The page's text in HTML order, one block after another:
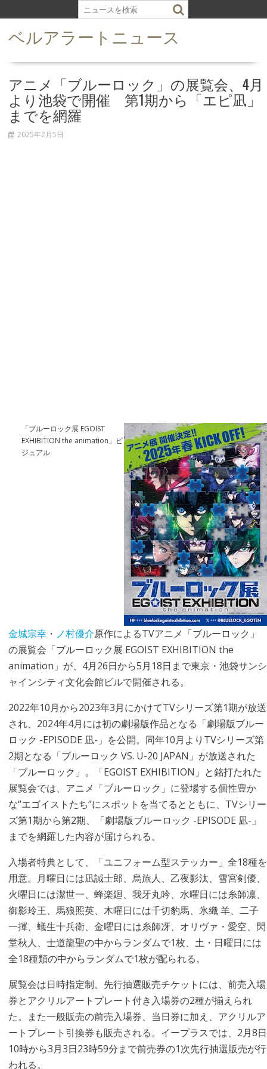
k
ベルアラートニュース
アニメ「ブルーロック」の展覧会、4月
より池袋で開催 第1期から「エピ凪」
までを網羅
2025年2月5日
「ブルーロック展 EGOIST
EXHIBITION the animation」ビ
ジュアル
金城宗幸・ ノ村優介原作によるTVアニメ「ブルーロック」
の展覧会「ブルーロック展 EGOIST EXHIBITION the
animation」が、4月26日から5月18日まで東京・池袋サンシ
ャインシティ文化会館ビルで開催される。
2022年10月から2023年3月にかけてTVシリーズ第1期が放送
され、2024年4月には初の劇場版作品となる「劇場版ブルー
ロック -EPISODE 凪-」を公開。同年10月よりTVシリーズ第
2期となる「ブルーロック VS. U-20 JAPAN」が放送された
「ブルーロック」。「EGOIST EXHIBITION」と銘打たれた
展覧会では、アニメ「ブルーロック」に登場する個性豊か
な“エゴイストたち”にスポットを当てるとともに、TVシリー
ズ第1期から第2期、「劇場版ブルーロック -EPISODE 凪-」
までを網羅した内容が届けられる。
入場者特典として、「ユニフォーム型ステッカー」全18種を
用意。月曜日には凪誠士郎、烏旅人、乙夜影汰、雪宮剣優、
火曜日には潔世一、蜂楽廻、我牙丸吟、水曜日には糸師凛、
御影玲王、馬狼照英、木曜日には千切豹馬、氷織 羊、二子
一揮、蟻生十兵衛、金曜日には糸師冴、オリヴァ・愛空、閃
堂秋人、士道龍聖の中からランダムで1枚、土・日曜日には
全18種類の中からランダムで1枚が配られる。
展覧会は日時指定制。先行抽選販売チケットには、前売入場
券とアクリルアートプレート付き入場券の2種が揃えられ
た。また一般販売の前売入場券、当日券に加え、アクリルア
ートプレート引換券も販売される。イープラスでは、2月8日
10時から3月3日23時59分まで前売券の1次先行抽選販売が行
われる。